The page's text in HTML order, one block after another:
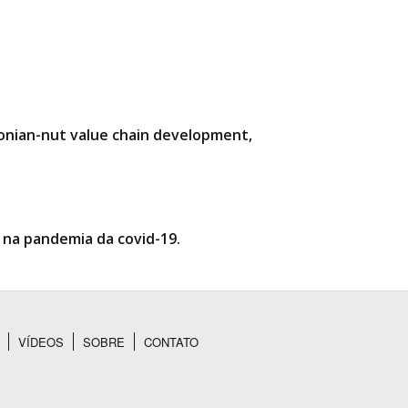
nut value chain development,
pandemia da covid-19.
VÍDEOS SOBRE CONTATO